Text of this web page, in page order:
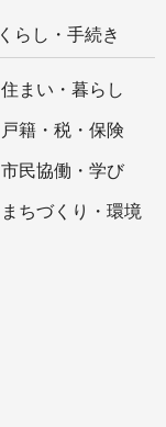
くらし・手続き
住まい・暮らし
戸籍・税・保険
市民協働・学び
まちづくり・環境